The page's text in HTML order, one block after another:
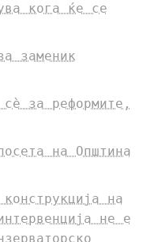
кога ќе се
заменик
за реформите,
на Општина
на
не е